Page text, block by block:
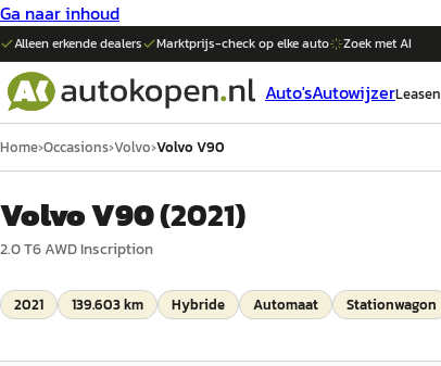
Ga naar inhoud
Alleen erkende dealers Marktprijs-check op elkeauto Zoek met AI
Auto'sAutowijzerLeasen
Home›Occasions›Volvo›Volvo V90
Volvo V90(2021)
2.0 T6 AWD Inscription
2021 139.603 km Hybride Automaat Stationwagon